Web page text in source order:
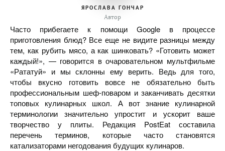
ЯРОСЛАВА ГОНЧАР
Автор
Часто прибегаете к помощи Google в процессе
приготовления блюд? Все еще не видите разницы между
тем, как рубить мясо, а как шинковать? «Готовить может
каждый!», — говорится в очаровательном мультфильме
«Рататуй» и мы склонны ему верить. Ведь для того,
чтобы вкусно готовить вовсе не обязательно быть
профессиональным шеф-поваром и заканчивать десятки
топовых кулинарных школ. А вот знание кулинарной
терминологии значительно упростит и ускорит ваше
творчество у плиты. Редакция PostEat составила
перечень терминов, которые часто становятся
катализаторами негодования будущих кулинаров.